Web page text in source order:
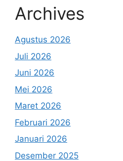
Archives
Agustus 2026
Juli 2026
Juni 2026
Mei 2026
Maret 2026
Februari 2026
Januari 2026
Desember 2025